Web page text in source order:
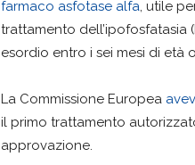
farmaco asfotase alfa, utile
trattamento dell’ipofosfatasia
esordio entro i sei mesi di età
La Commissione Europea
il primo trattamento
approvazione.